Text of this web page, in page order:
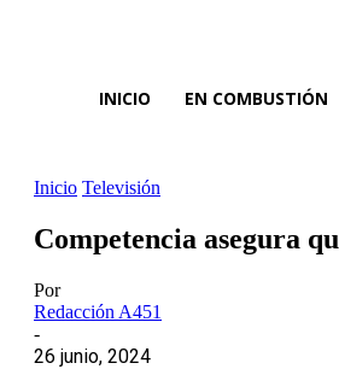
INICIO EN COMBUSTIÓN
Inicio Televisión
Competencia asegura
Por
Redacción A451
-
26 junio, 2024